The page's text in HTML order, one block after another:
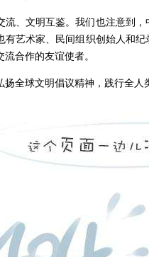
流、文明互鉴。我们也注意到
有艺术家、民间组织创始人和
合作的友谊使者。
扬全球文明倡议精神，践行全